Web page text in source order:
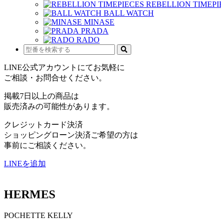
REBELLION
BALL WATCH
MINASE
PRADA
RADO
LINE公式アカウントにてお気軽に
ご相談・お問合せください。
掲載7日以上の商品は
販売済みの可能性があります。
クレジットカード決済
ショッピングローン決済ご希望の方は
事前にご相談ください。
LINEを追加
HERMES
POCHETTE KELLY